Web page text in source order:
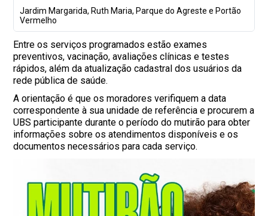
Jardim Margarida, Ruth Maria, Parque do Agreste e Portão
Vermelho
Entre os serviços programados estão exames
preventivos, vacinação, avaliações clínicas e testes
rápidos, além da atualização cadastral dos usuários da
rede pública de saúde.
A orientação é que os moradores verifiquem a data
correspondente à sua unidade de referência e procurem a
UBS participante durante o período do mutirão para obter
informações sobre os atendimentos disponíveis e os
documentos necessários para cada serviço.